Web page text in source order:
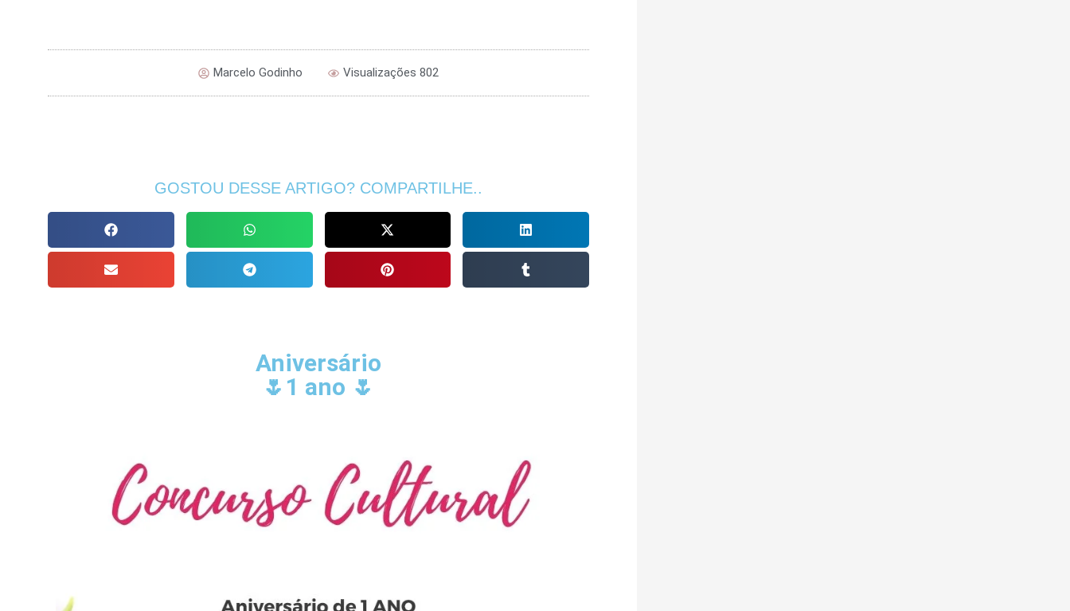
Marcelo Godinho Visualizações 802
GOSTOU DESSE ARTIGO? COMPARTILHE..
Aniversário
🌷1 ano 🌷